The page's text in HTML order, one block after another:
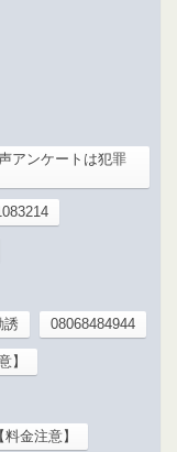
アンケートは犯罪
誘 08068484944
】
金注意】